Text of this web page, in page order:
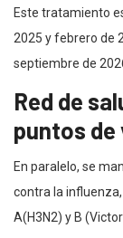
Este tratamiento
2025 y febrero de
septiembre de
Red de
puntos de
En paralelo, se
contra la
A(H3N2) y B